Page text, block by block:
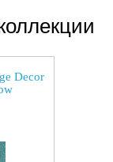
Decor